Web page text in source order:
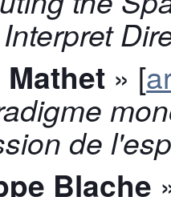
Mathet » [
de
Blache